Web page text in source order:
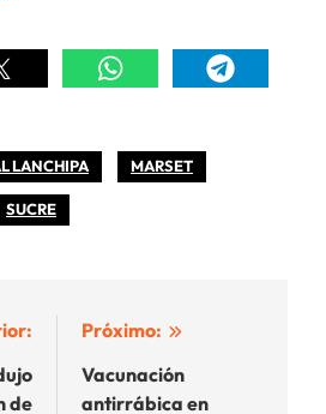
LANCHIPA MARSET
SUCRE
de
Próximo:
Vacunación
antirrábica en